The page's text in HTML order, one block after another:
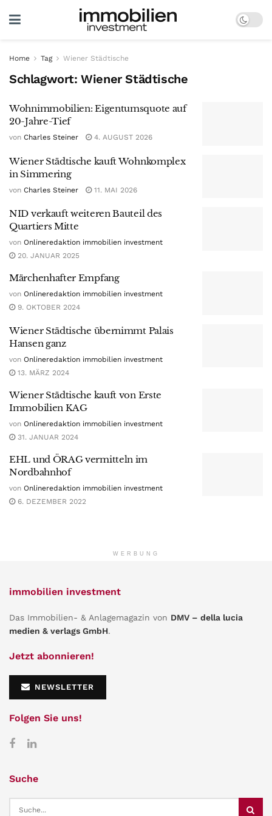
Home Tag Wiener Städtische
Schlagwort:Wiener Städtische
Wohnimmobilien: Eigentumsquote auf
20-Jahre-Tief
von Charles Steiner 4. AUGUST 2026
Wiener Städtische kauft Wohnkomplex
in Simmering
von Charles Steiner 11. MAI 2026
NID verkauft weiteren Bauteil des
Quartiers Mitte
von Onlineredaktion immobilien investment
20. JANUAR 2025
Märchenhafter Empfang
von Onlineredaktion immobilien investment
9. OKTOBER 2024
Wiener Städtische übernimmt Palais
Hansen ganz
von Onlineredaktion immobilien investment
13. MÄRZ 2024
Wiener Städtische kauft von Erste
Immobilien KAG
von Onlineredaktion immobilien investment
31. JANUAR 2024
EHL und ÖRAG vermitteln im
Nordbahnhof
von Onlineredaktion immobilien investment
6. DEZEMBER 2022
WERBUNG
immobilien investment
Das Immobilien- & Anlagemagazin von DMV – della lucia
medien & verlags GmbH.
Jetzt abonnieren!
NEWSLETTER
Folgen Sie uns!
Suche